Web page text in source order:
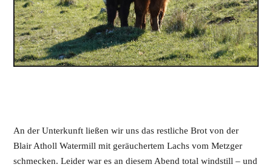
An der Unterkunft ließen wir uns das restliche Brot von der
Blair Atholl Watermill mit geräuchertem Lachs vom Metzger
schmecken. Leider war es an diesem Abend total windstill – und